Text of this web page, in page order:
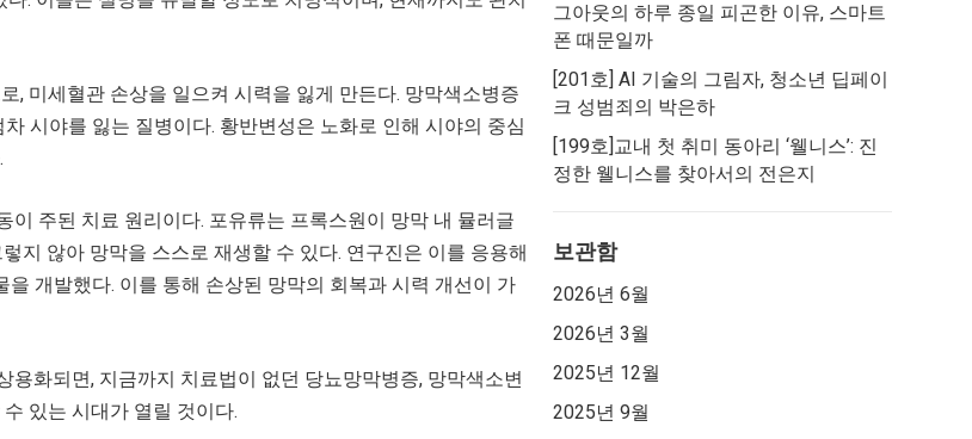
, 미세혈관 손상을 일으켜 시력을 잃게 만든다. 망막색소병증
시야를 잃는 질병이다. 황반변성은 노화로 인해 시야의 중심
이 주된 치료 원리이다. 포유류는 프록스원이 망막 내 뮬러글
지 않아 망막을 스스로 재생할 수 있다. 연구진은 이를 응용해
개발했다. 이를 통해 손상된 망막의 회복과 시력 개선이 가
화되면, 지금까지 치료법이 없던 당뇨망막병증, 망막색소변
있는 시대가 열릴 것이다.
그아웃의 하루 종일 피곤한 이유, 스마트
폰 때문일까
[201호] AI 기술의 그림자, 청소년 딥페이
크 성범죄의 박은하
[199호]교내 첫 취미 동아리 ‘웰니스’: 진
정한 웰니스를 찾아서의 전은지
보관함
2026년 6월
2026년 3월
2025년 12월
2025년 9월